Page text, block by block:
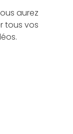
aurez
tous vos